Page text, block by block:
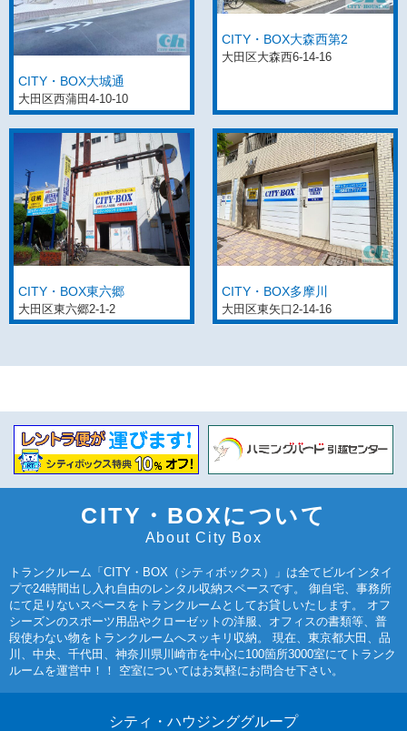
CITY・BOX大城通
大田区西蒲田4-10-10
CITY・BOX大森西第2
大田区大森西6-14-16
CITY・BOX東六郷
大田区東六郷2-1-2
CITY・BOX多摩川
大田区東矢口2-14-16
CITY・BOXについて
About City Box
トランクルーム「CITY・BOX（シティボックス）」は全てビルインタイ
プで24時間出し入れ自由のレンタル収納スペースです。 御自宅、事務所
にて足りないスペースをトランクルームとしてお貸しいたします。 オフ
シーズンのスポーツ用品やクローゼットの洋服、オフィスの書類等、普
段使わない物をトランクルームへスッキリ収納。 現在、東京都大田、品
川、中央、千代田、神奈川県川崎市を中心に100箇所3000室にてトランク
ルームを運営中！！ 空室についてはお気軽にお問合せ下さい。
シティ・ハウジンググループ